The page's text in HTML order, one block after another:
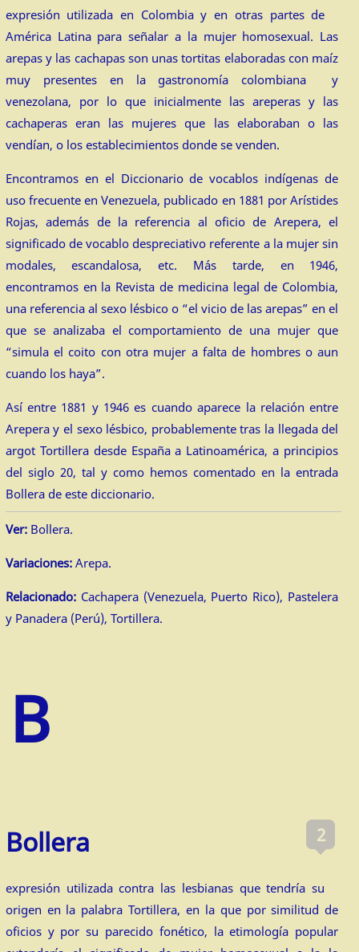
expresión utilizada en Colombia y en otras partes de
América Latina para señalar a la mujer homosexual. Las
arepas y las cachapas son unas tortitas elaboradas con maíz
muy presentes en la gastronomía colombiana y
venezolana, por lo que inicialmente las areperas y las
cachaperas eran las mujeres que las elaboraban o las
vendían, o los establecimientos donde se venden.
Encontramos en el Diccionario de vocablos indígenas de
uso frecuente en Venezuela, publicado en 1881 por Arístides
Rojas, además de la referencia al oficio de Arepera, el
significado de vocablo despreciativo referente a la mujer sin
modales, escandalosa, etc. Más tarde, en 1946,
encontramos en la Revista de medicina legal de Colombia,
una referencia al sexo lésbico o “el vicio de las arepas” en el
que se analizaba el comportamiento de una mujer que
“simula el coito con otra mujer a falta de hombres o aun
cuando los haya”.
Así entre 1881 y 1946 es cuando aparece la relación entre
Arepera y el sexo lésbico, probablemente tras la llegada del
argot Tortillera desde España a Latinoamérica, a principios
del siglo 20, tal y como hemos comentado en la entrada
Bollera de este diccionario.
Ver: Bollera.
Variaciones:Arepa.
Relacionado:Cachapera (Venezuela, Puerto Rico), Pastelera
y Panadera (Perú), Tortillera.
2
Bollera
expresión utilizada contra las lesbianas que tendría su
origen en la palabra Tortillera, en la que por similitud de
oficios y por su parecido fonético, la etimología popular